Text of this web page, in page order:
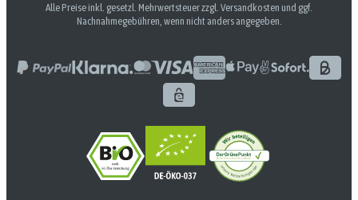
Alle Preise inkl. gesetzl. Mehrwertsteuer zzgl. Versandkosten und ggf.
Nachnahmegebühren, wenn nicht anders angegeben.